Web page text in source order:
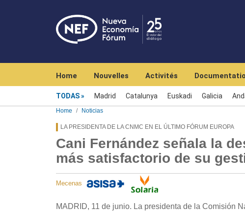
Home Nouvelles Activités
TODAS Madrid Catalunya Euskadi Galicia
Home Noticias
LA PRESIDENTA DE LA CNMC EN EL ÚLTIMO FÓRUM EUROPA
Cani Fernández señala la
más satisfactorio de su
Mecenas
MADRID, 11 de junio. La presidenta de la Comisión